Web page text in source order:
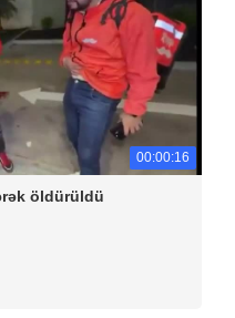
00:00:16
öldürüldü